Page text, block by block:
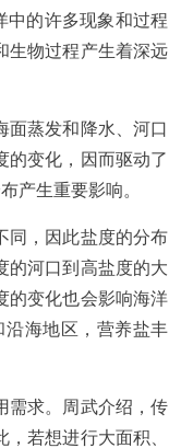
中的许多现象和过程
生物过程产生着深远
面蒸发和降水、河口
的变化，因而驱动了
产生重要影响。
同，因此盐度的分布
的河口到高盐度的大
的变化也会影响海洋
海地区，营养盐丰
需求。周武介绍，传
若想进行大面积、